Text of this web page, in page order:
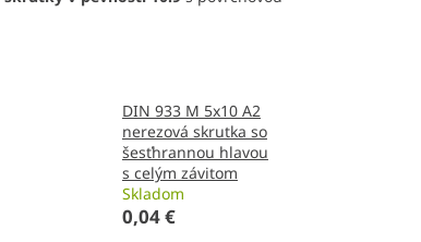
DIN 933 M 5x10 A2
nerezová skrutka so
šesťhrannou hlavou
s celým závitom
Skladom
0,04 €